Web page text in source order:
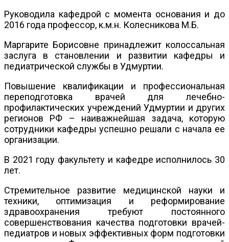
Руководила кафедрой с момента основания и до
2016 года профессор, к.м.н. Колесникова М.Б.
Маргарите Борисовне принадлежит колоссальная
заслуга в становлении и развитии кафедры и
педиатрической службы в Удмуртии.
Повышение квалификации и профессиональная
переподготовка врачей для лечебно-
профилактических учреждений Удмуртии и других
регионов РФ – наиважнейшая задача, которую
сотрудники кафедры успешно решали с начала ее
организации.
В 2021 году факультету и кафедре исполнилось 30
лет.
Стремительное развитие медицинской науки и
техники, оптимизация и реформирование
здравоохранения требуют постоянного
совершенствования качества подготовки врачей-
педиатров и новых эффективных форм подготовки